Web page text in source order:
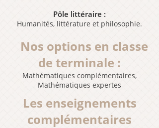
Pôle littéraire :
Humanités, littérature et philosophie.
Nos options en classe
de terminale :
Mathématiques complémentaires,
Mathématiques expertes
Les enseignements
complémentaires